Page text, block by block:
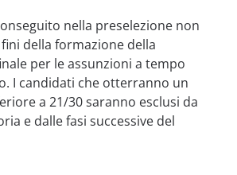
nella preselezione non
della formazione della
per le assunzioni a tempo
I candidati che otterranno un
a 21/30 saranno esclusi da
e dalle fasi successive del